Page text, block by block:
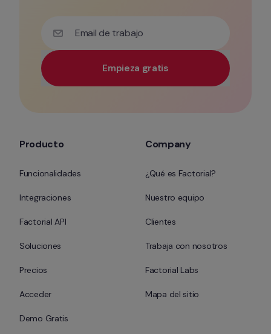
Email de trabajo
Empieza gratis
Producto
Funcionalidades
Integraciones
Factorial API
Soluciones
Precios
Acceder
Demo Gratis
Company
¿Qué es Factorial?
Nuestro equipo
Clientes
Trabaja con nosotros
Factorial Labs
Mapa del sitio